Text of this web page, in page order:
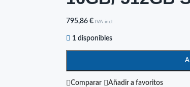
795,86 € IVA incl.
1 disponibles
Comparar Añadir a favoritos